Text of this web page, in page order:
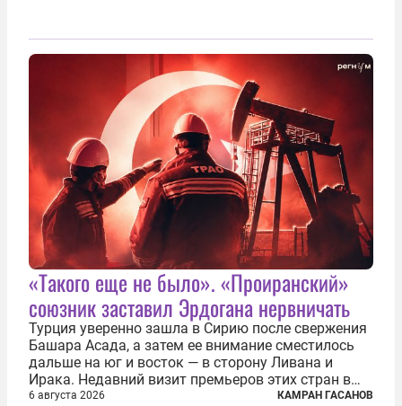
«Такого еще не было». «Проиранский»
союзник заставил Эрдогана нервничать
Турция уверенно зашла в Сирию после свержения
Башара Асада, а затем ее внимание сместилось
дальше на юг и восток — в сторону Ливана и
Ирака. Недавний визит премьеров этих стран в
Анкару, договоры об участии турецкой компании
6 августа 2026 КАМРАН ГАСАНОВ